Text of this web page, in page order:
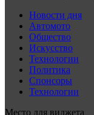
Новости дня
Автомото
Общество
Искусство
Технологии
Политика
Спонсоры
Технологии
Место для виджета